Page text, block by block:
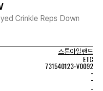
Crinkle Reps Down
스톤아일랜드
ETC
731540123-V0092
-
-
-